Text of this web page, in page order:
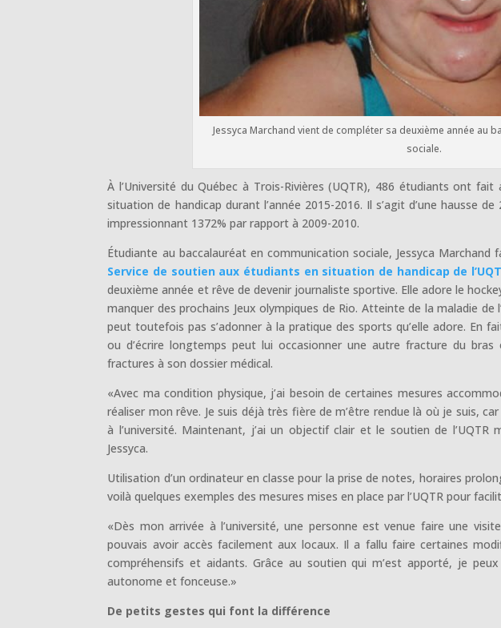
Jessyca Marchand vient de compléter sa deuxième année au
sociale.
À l’Université du Québec à Trois-Rivières (UQTR), 486 étudiants ont
situation de handicap durant l’année 2015-2016. Il s’agit d’une hausse
impressionnant 1372% par rapport à 2009-2010.
Étudiante au baccalauréat en communication sociale, Jessyca
Service de soutien aux étudiants en situation de handicap de
deuxième année et rêve de devenir journaliste sportive. Elle adore le
manquer des prochains Jeux olympiques de Rio. Atteinte de la maladie
peut toutefois pas s’adonner à la pratique des sports qu’elle adore. En
ou d’écrire longtemps peut lui occasionner une autre fracture du
fractures à son dossier médical.
«Avec ma condition physique, j’ai besoin de certaines mesures
réaliser mon rêve. Je suis déjà très fière de m’être rendue là où je suis,
à l’université. Maintenant, j’ai un objectif clair et le soutien de
Jessyca.
Utilisation d’un ordinateur en classe pour la prise de notes, horaires
voilà quelques exemples des mesures mises en place par l’UQTR pour
«Dès mon arrivée à l’université, une personne est venue faire une
pouvais avoir accès facilement aux locaux. Il a fallu faire certaines
compréhensifs et aidants. Grâce au soutien qui m’est apporté, je
autonome et fonceuse.»
De petits gestes qui font la différence